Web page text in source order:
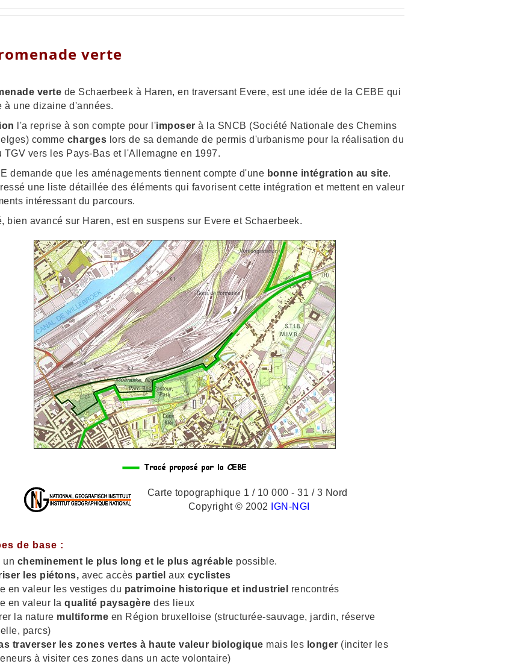
verte
verte de Schaerbeek à Haren, en traversant Evere, est une idée de la CEBE qui
à une dizaine d'années.
l'a reprise à son compte pour l'imposer à la SNCB (Société Nationale des Chemins
comme charges lors de sa demande de permis d'urbanisme pour la réalisation du
TGV vers les Pays-Bas et l'Allemagne en 1997.
demande que les aménagements tiennent compte d'une bonne intégration au site.
une liste détaillée des éléments qui favorisent cette intégration et mettent en valeur
intéressant du parcours.
bien avancé sur Haren, est en suspens sur Evere et Schaerbeek.
Carte topographique 1 / 10 000 - 31 / 3 Nord
Copyright © 2002 IGN-NGI
de base :
un cheminement le plus long et le plus agréable possible.
les piétons, avec accès partiel aux cyclistes
en valeur les vestiges du patrimoine historique et industriel rencontrés
en valeur la qualité paysagère des lieux
la nature multiforme en Région bruxelloise (structurée-sauvage, jardin, réserve
parcs)
traverser les zones vertes à haute valeur biologique mais les longer (inciter les
à visiter ces zones dans un acte volontaire)